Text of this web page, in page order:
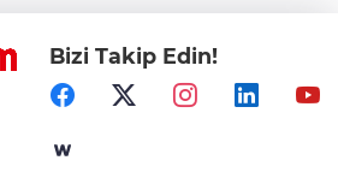
Bizi Takip Edin!